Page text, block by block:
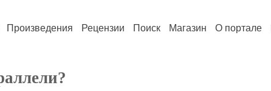
Произведения Рецензии Поиск Магазин О портале